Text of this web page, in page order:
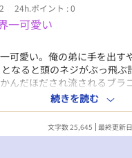
24h.ポイント : 0
一可愛い
可愛い。俺の弟に手を出す
なると頭のネジがぶっ飛ぶ
んだほだされ流されるブラ
です。 兄視点と弟視点が入れ
ことがあります。お気をつ
続きを読む
文字数 25,645 最終更新